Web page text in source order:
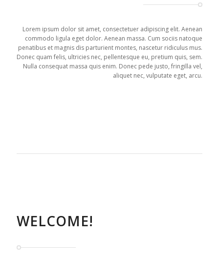
Lorem ipsum dolor sit amet, consectetuer adipiscing elit. Aenean
commodo ligula eget dolor. Aenean massa. Cum sociis natoque
penatibus et magnis dis parturient montes, nascetur ridiculus mus.
Donec quam felis, ultricies nec, pellentesque eu, pretium quis, sem.
Nulla consequat massa quis enim. Donec pede justo, fringilla vel,
aliquet nec, vulputate eget, arcu.
WELCOME!